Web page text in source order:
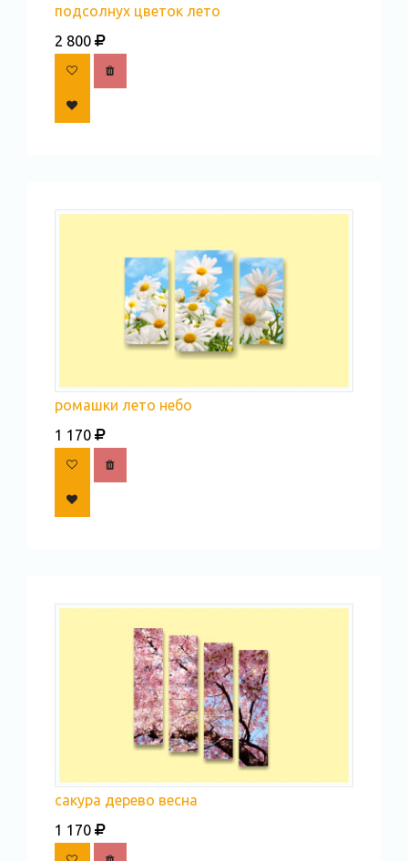
подсолнух цветок лето
2 800
ромашки лето небо
1 170
сакура дерево весна
1 170